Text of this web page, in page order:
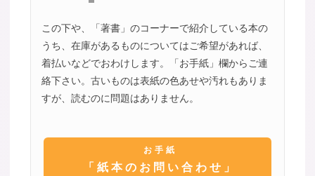
この下や、「著書」のコーナーで紹介している本の
うち、在庫があるものについてはご希望があれば、
着払いなどでおわけします。「お手紙」欄からご連
絡下さい。古いものは表紙の色あせや汚れもありま
すが、読むのに問題はありません。
お手紙
「紙本のお問い合わせ」